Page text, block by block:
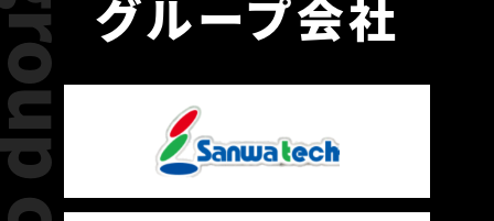
グループ会社